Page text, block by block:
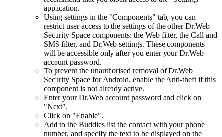
application.
Using settings in the "Components" tab, you can
restrict user access to the settings of the other Dr.Web
Security Space components: the Web filter, the Call and
SMS filter, and Dr.Web settings. These components
will be accessible only after you enter your Dr.Web
account password.
To prevent the unauthorised removal of Dr.Web
Security Space for Android, enable the Anti-theft if this
component is not already active.
Enter your Dr.Web account password and click on
"Next".
Click on "Enable".
Add to the Buddies list the contact with your phone
number, and specify the text to be displayed on the